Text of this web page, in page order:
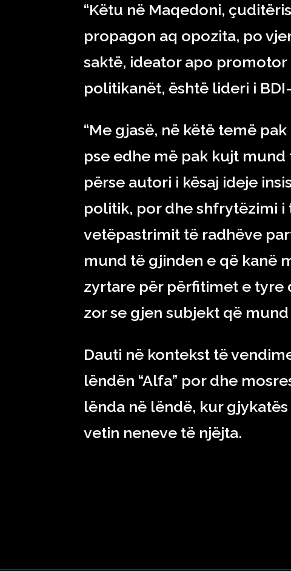
“Këtu në Maqedoni,
propagon aq opozita, po
saktë, ideator apo
politikanët, është lideri i
“Me gjasë, në këtë temë
pse edhe më pak kujt mund
përse autori i kësaj ideje
politik, por dhe shfrytëzimi i
vetëpastrimit të radhëve
mund të gjinden e që kanë
zyrtare për përfitimet e tyre
zor se gjen subjekt që
Dauti në kontekst të
lëndën “Alfa” por dhe
lënda në lëndë, kur
vetin neneve të njëjta.